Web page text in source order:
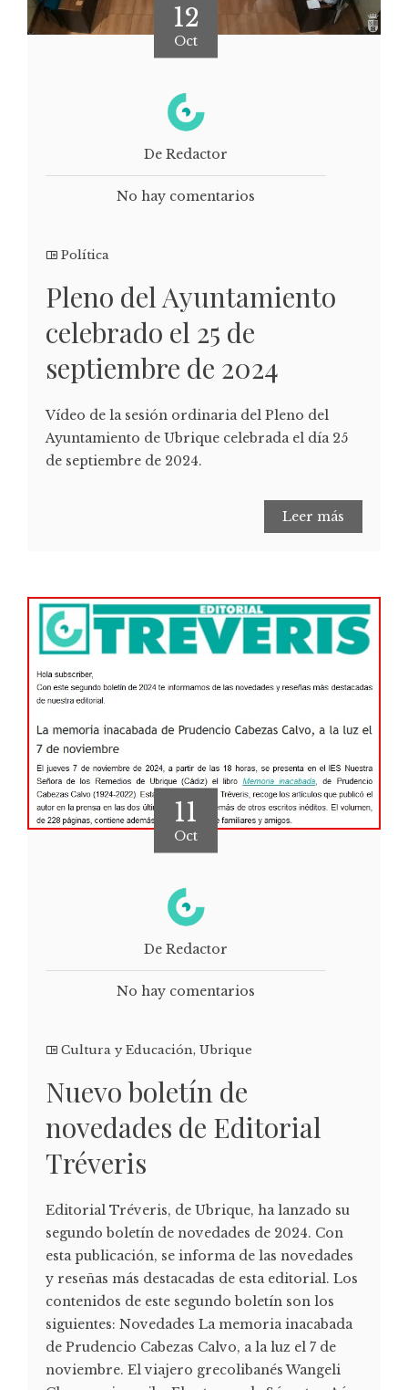
12
Oct
De Redactor
No hay comentarios
Política
Pleno del Ayuntamiento
celebrado el 25 de
septiembre de 2024
Vídeo de la sesión ordinaria del Pleno del
Ayuntamiento de Ubrique celebrada el día 25
de septiembre de 2024.
Leer más
11
Oct
De Redactor
No hay comentarios
Cultura y Educación, Ubrique
Nuevo boletín de
novedades de Editorial
Tréveris
Editorial Tréveris, de Ubrique, ha lanzado su
segundo boletín de novedades de 2024. Con
esta publicación, se informa de las novedades
y reseñas más destacadas de esta editorial. Los
contenidos de este segundo boletín son los
siguientes: Novedades La memoria inacabada
de Prudencio Cabezas Calvo, a la luz el 7 de
noviembre. El viajero grecolibanés Wangeli